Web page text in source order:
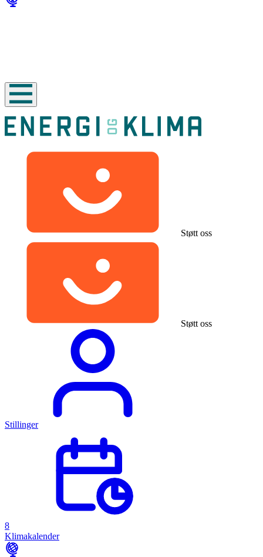
Støtt oss
Støtt oss
Stillinger
8
Klimakalender